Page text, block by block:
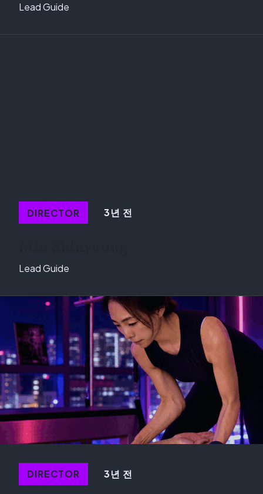
Lead Guide
DIRECTOR 3년 전
Lead Guide
DIRECTOR 3년 전